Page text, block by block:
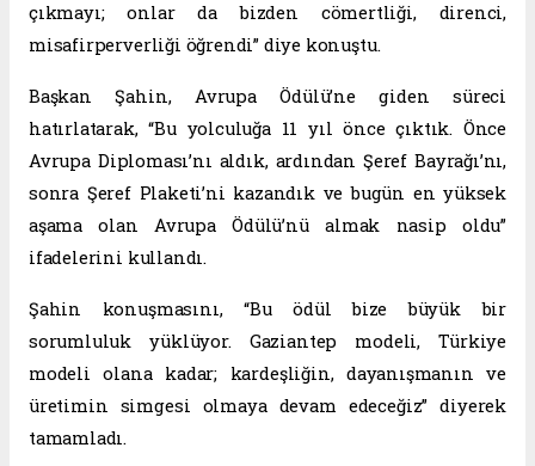
çıkmayı; onlar da bizden cömertliği, direnci,
misafirperverliği öğrendi” diye konuştu.
Başkan Şahin, Avrupa Ödülü’ne giden süreci
hatırlatarak, “Bu yolculuğa 11 yıl önce çıktık. Önce
Avrupa Diploması’nı aldık, ardından Şeref Bayrağı’nı,
sonra Şeref Plaketi’ni kazandık ve bugün en yüksek
aşama olan Avrupa Ödülü’nü almak nasip oldu”
ifadelerini kullandı.
Şahin konuşmasını, “Bu ödül bize büyük bir
sorumluluk yüklüyor. Gaziantep modeli, Türkiye
modeli olana kadar; kardeşliğin, dayanışmanın ve
üretimin simgesi olmaya devam edeceğiz” diyerek
tamamladı.